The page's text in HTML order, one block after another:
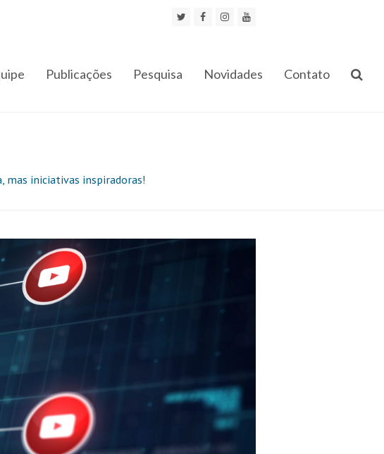
Twitter FacebookInstagram
Publicações Pesquisa Novidades Contato
mas iniciativas inspiradoras!